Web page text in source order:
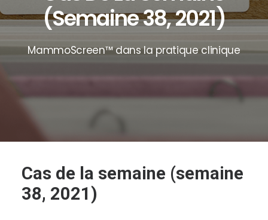
EVALUATION
A PROPOS
(semaine 38, 2021)
MammoScreen™ dans la pratique clinique
Cas de la semaine (semaine
38, 2021)